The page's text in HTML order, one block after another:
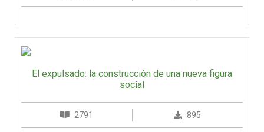
El expulsado: la construcción de una nueva figura
social
2791 895